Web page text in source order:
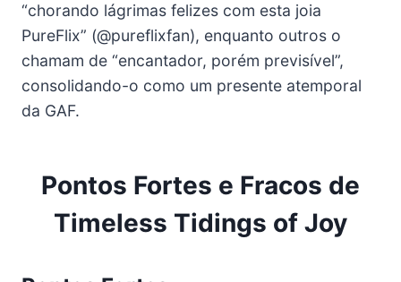
“chorando lágrimas felizes com esta joia
PureFlix” (@pureflixfan), enquanto outros o
chamam de “encantador, porém previsível”,
consolidando-o como um presente atemporal
da GAF.
Pontos Fortes e Fracos de
Timeless Tidings of Joy